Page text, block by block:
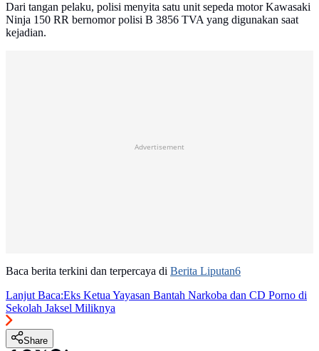
Dari tangan pelaku, polisi menyita satu unit sepeda motor Kawasaki
Ninja 150 RR bernomor polisi B 3856 TVA yang digunakan saat
kejadian.
Advertisement
Baca berita terkini dan terpercaya di Berita Liputan6
Lanjut Baca:Eks Ketua Yayasan Bantah Narkoba dan CD Porno di
Sekolah Jaksel Miliknya
Share